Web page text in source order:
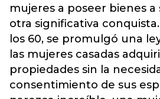
mujeres a poseer bienes
otra significativa
los 60, se promulgó una
las mujeres casadas
propiedades sin la
consentimiento de sus